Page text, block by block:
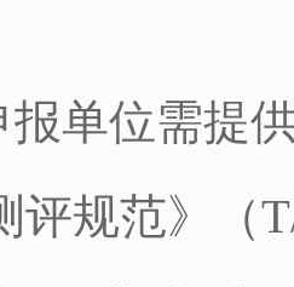
位需提供
评规范》（